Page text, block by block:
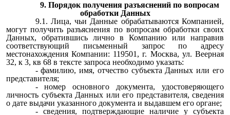
9. Порядок получения разъяснений по вопросам
обработки Данных
9.1. Лица, чьи Данные обрабатываются Компанией,
могут получить разъяснения по вопросам обработки своих
Данных, обратившись лично в Компанию или направив
соответствующий письменный запрос по адресу
местонахождения Компании: 119501, г. Москва, ул. Веерная
32, к 3, кв 68 в тексте запроса необходимо указать:
- фамилию, имя, отчество субъекта Данных или его
представителя;
- номер основного документа, удостоверяющего
личность субъекта Данных или его представителя, сведения
о дате выдачи указанного документа и выдавшем его органе;
- сведения, подтверждающие наличие у субъекта